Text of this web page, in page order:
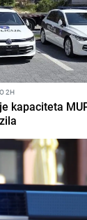
2H
kapaciteta